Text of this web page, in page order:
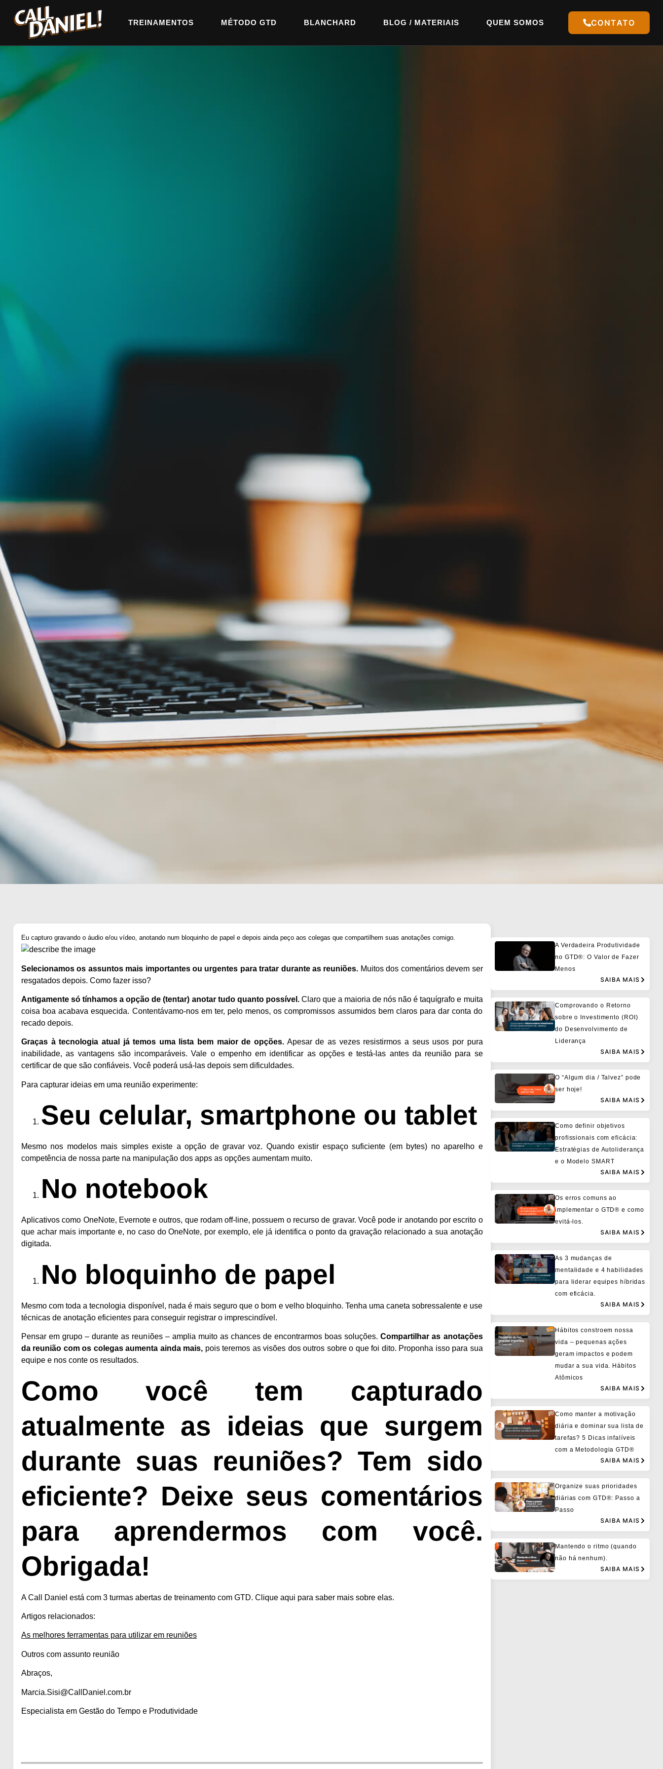
TREINAMENTOS MÉTODO GTD BLANCHARD BLOG / MATERIAIS QUEM SOMOS CONTATO
Eu capturo gravando o áudio e/ou vídeo, anotando num bloquinho de papel e depois ainda peço aos colegas que compartilhem suas anotações comigo.
Selecionamos os assuntos mais importantes ou urgentes para tratar durante as reuniões. Muitos dos comentários devem ser
resgatados depois. Como fazer isso?
Antigamente só tínhamos a opção de (tentar) anotar tudo quanto possível.Claro que a maioria de nós não é taquígrafo e muita
coisa boa acabava esquecida. Contentávamo-nos em ter, pelo menos, os compromissos assumidos bem claros para dar conta do
recado depois.
Graças à tecnologia atual já temos uma lista bem maior de opções. Apesar de as vezes resistirmos a seus usos por pura
inabilidade, as vantagens são incomparáveis. Vale o empenho em identificar as opções e testá-las antes da reunião para se
certificar de que são confiáveis. Você poderá usá-las depois sem dificuldades.
Para capturar ideias em uma reunião experimente:
Seu celular, smartphone ou tablet
Mesmo nos modelos mais simples existe a opção de gravar voz. Quando existir espaço suficiente (em bytes) no aparelho e
competência de nossa parte na manipulação dos apps as opções aumentam muito.
No notebook
Aplicativos como OneNote, Evernotee outros, que rodam off-line, possuem o recurso de gravar. Você pode ir anotando por escrito o
que achar mais importante e, no caso do OneNote, por exemplo, ele já identifica o ponto da gravação relacionado a sua anotação
digitada.
No bloquinho de papel
Mesmo com toda a tecnologia disponível, nada é mais seguro que o bom e velho bloquinho. Tenha uma caneta sobressalente e use
técnicas de anotação eficientes para conseguir registrar o imprescindível .
Pensar em grupo – durante as reuniões – amplia muito as chances de encontrarmos boas soluções.Compartilhar as anotações
da reunião com os colegas aumenta ainda mais, pois teremos as visões dos outros sobre o que foi dito. Proponha isso para sua
equipe e nos conte os resultados.
Como você tem capturado
atualmente as ideias que surgem
durante suas reuniões? Tem sido
eficiente? Deixe seus comentários
para aprendermos com você.
Obrigada!
A Call Daniel está com 3 turmas abertas de treinamento com GTD. Clique aqui para saber mais sobre elas.
Artigos relacionados:
As melhores ferramentas para utilizar em reuniões
Outros com assunto reunião
Abraços,
Marcia.Sisi@CallDaniel.com.br
Especialista em Gestão do Tempo e Produtividade
A Verdadeira Produtividade
no GTD®: O Valor de Fazer
Menos
SAIBA MAIS
Comprovando o Retorno
sobre o Investimento (ROI)
do Desenvolvimento de
Liderança
SAIBA MAIS
O “Algum dia / Talvez” pode
ser hoje!
SAIBA MAIS
Como definir objetivos
profissionais com eficácia:
Estratégias de Autoliderança
e o Modelo SMART
SAIBA MAIS
Os erros comuns ao
implementar o GTD® e como
evitá-los.
SAIBA MAIS
As 3 mudanças de
mentalidade e 4 habilidades
para liderar equipes híbridas
com eficácia.
SAIBA MAIS
Hábitos constroem nossa
vida – pequenas ações
geram impactos e podem
mudar a sua vida. Hábitos
Atômicos
SAIBA MAIS
Como manter a motivação
diária e dominar sua lista de
tarefas? 5 Dicas infalíveis
com a Metodologia GTD®
SAIBA MAIS
Organize suas prioridades
diárias com GTD®: Passo a
Passo
SAIBA MAIS
Mantendo o ritmo (quando
não há nenhum).
SAIBA MAIS